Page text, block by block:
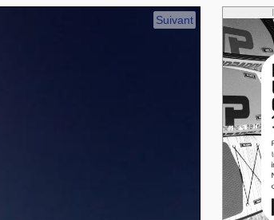
Suivant